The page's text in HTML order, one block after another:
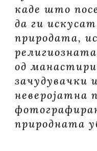
каде што
да ги
природата,
од
зачудувачки
неверојатна
природната